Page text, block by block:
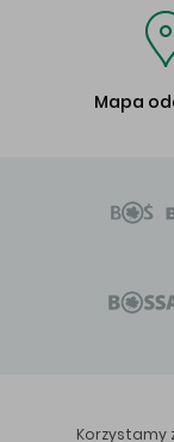
Mapa
Korzystamy